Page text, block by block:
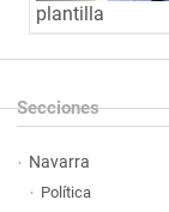
plantilla
Secciones
Navarra
Política